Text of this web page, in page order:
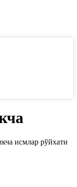
исмлар рўйхати